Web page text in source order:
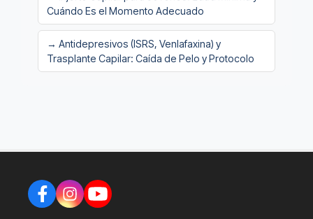
Cuándo Es el Momento Adecuado
→ Antidepresivos (ISRS, Venlafaxina) y
Trasplante Capilar: Caída de Pelo y Protocolo